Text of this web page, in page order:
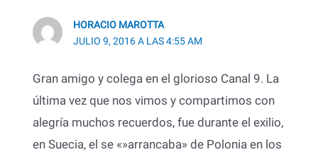
HORACIO MAROTTA
JULIO 9, 2016 A LAS 4:55 AM
Gran amigo y colega en el glorioso Canal 9. La
última vez que nos vimos y compartimos con
alegría muchos recuerdos, fue durante el exilio,
en Suecia, el se «»arrancaba» de Polonia en los